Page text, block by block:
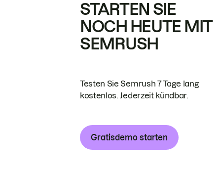
STARTEN SIE
NOCH HEUTE MIT
SEMRUSH
Testen Sie Semrush 7 Tage lang
kostenlos. Jederzeit kündbar.
Gratisdemo starten